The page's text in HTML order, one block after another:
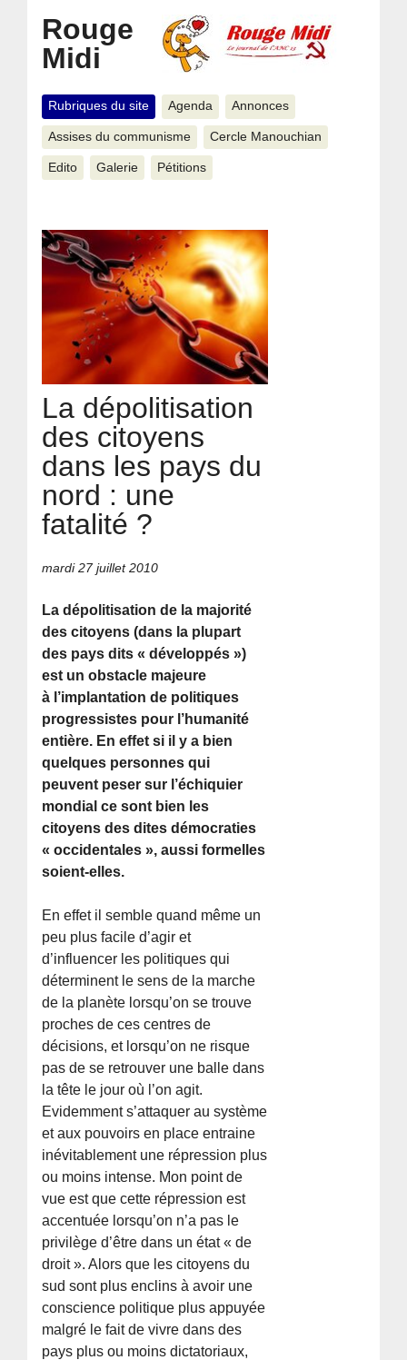
Rouge
Midi
Rubriques du site Agenda Annonces
Assises du communisme Cercle Manouchian
Edito Galerie Pétitions
La dépolitisation
des citoyens
dans les pays du
nord : une
fatalité ?
mardi 27 juillet 2010
La dépolitisation de la majorité
des citoyens (dans la plupart
des pays dits « développés »)
est un obstacle majeure
à l’implantation de politiques
progressistes pour l’humanité
entière. En effet si il y a bien
quelques personnes qui
peuvent peser sur l’échiquier
mondial ce sont bien les
citoyens des dites démocraties
« occidentales », aussi formelles
soient-elles.
En effet il semble quand même un
peu plus facile d’agir et
d’influencer les politiques qui
déterminent le sens de la marche
de la planète lorsqu’on se trouve
proches de ces centres de
décisions, et lorsqu’on ne risque
pas de se retrouver une balle dans
la tête le jour où l’on agit.
Evidemment s’attaquer au système
et aux pouvoirs en place entraine
inévitablement une répression plus
ou moins intense. Mon point de
vue est que cette répression est
accentuée lorsqu’on n’a pas le
privilège d’être dans un état « de
droit ». Alors que les citoyens du
sud sont plus enclins à avoir une
conscience politique plus appuyée
malgré le fait de vivre dans des
pays plus ou moins dictatoriaux,